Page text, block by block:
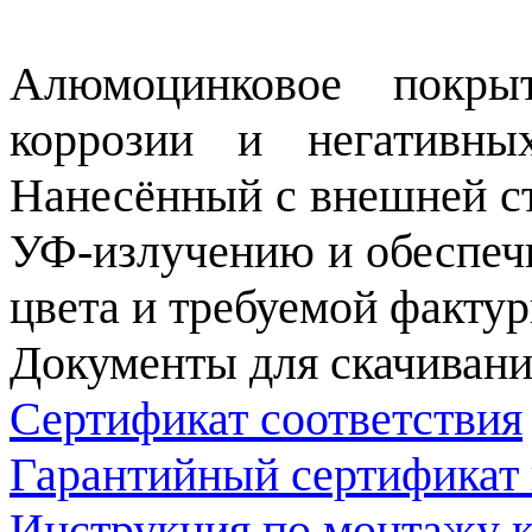
Алюмоцинковое
коррозии и
Нанесённый с внешней
УФ-излучению и
цвета и требуемой
Документы для
Сертификат соответствия
Гарантийный